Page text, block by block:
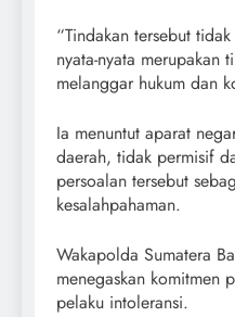
“Tindakan tersebut
nyata-nyata merupakan
melanggar hukum dan
Ia menuntut aparat
daerah, tidak permisif
persoalan tersebut
kesalahpahaman.
Wakapolda Sumatera
menegaskan komitmen
pelaku intoleransi.